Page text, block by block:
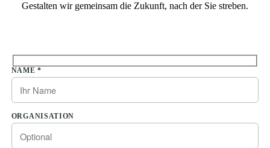
Gestalten wir gemeinsam die Zukunft, nach der Sie streben.
Bitte lasse dieses Feld leer.
NAME *
ORGANISATION